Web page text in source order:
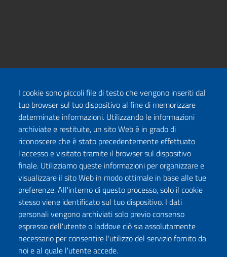
I cookie sono piccoli file di testo che vengono inseriti dal
tuo browser sul tuo dispositivo al fine di memorizzare
determinate informazioni. Utilizzando le informazioni
archiviate e restituite, un sito Web è in grado di
riconoscere che è stato precedentemente effettuato
l'accesso e visitato tramite il browser sul dispositivo
finale. Utilizziamo queste informazioni per organizzare e
visualizzare il sito Web in modo ottimale in base alle tue
preferenze. All'interno di questo processo, solo il cookie
stesso viene identificato sul tuo dispositivo. I dati
personali vengono archiviati solo previo consenso
espresso dell'utente o laddove ciò sia assolutamente
necessario per consentire l'utilizzo del servizio fornito da
noi e al quale l'utente accede.